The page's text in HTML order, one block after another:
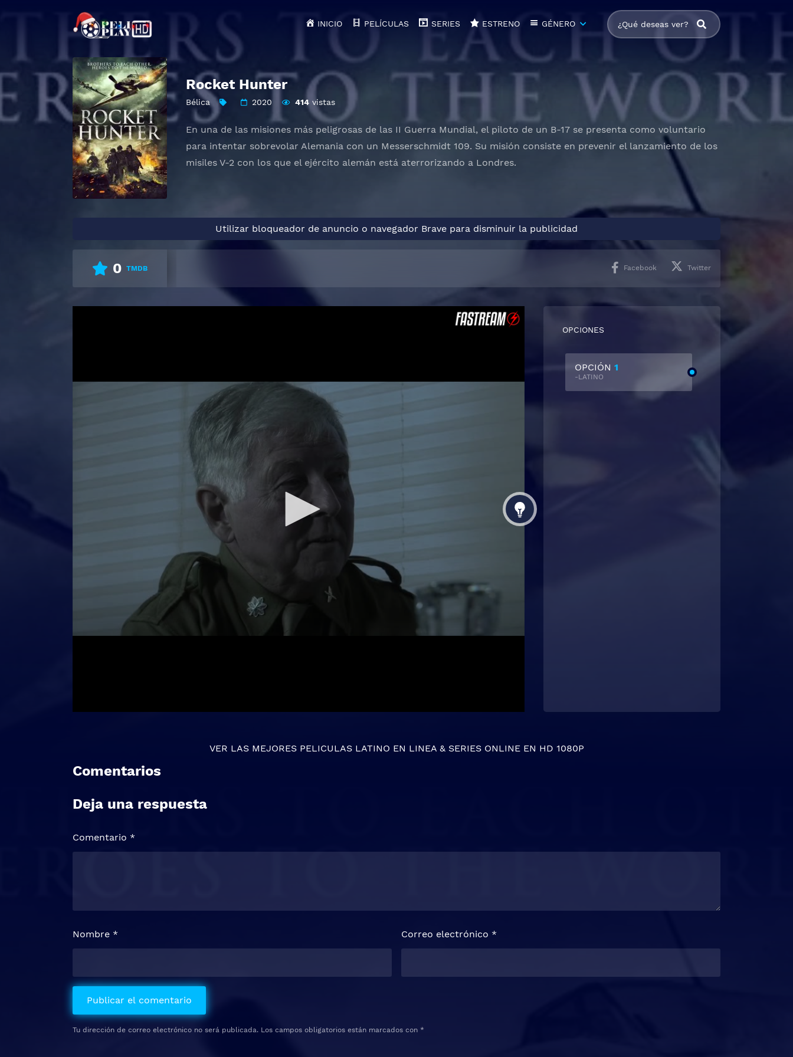
INICIO PELÍCULAS SERIES ESTRENO GÉNERO
Rocket Hunter
Bélica 2020 414vistas
En una de las misiones más peligrosas de las II Guerra Mundial, el piloto de un B-17 se presenta como voluntario
para intentar sobrevolar Alemania con un Messerschmidt 109. Su misión consiste en prevenir el lanzamiento de los
misiles V-2 con los que el ejército alemán está aterrorizando a Londres.
Utilizar bloqueador de anuncio o navegador Brave para disminuir la publicidad
0 TMDB Facebook Twitter
OPCIONES
OPCIÓN 1
-LATINO
VER LAS MEJORES PELICULAS LATINO EN LINEA& SERIES ONLINEEN HD 1080P
Comentarios
Deja una respuesta
Tu dirección de correo electrónico no será publicada. Los campos obligatorios están marcados con *
Comentario *
Nombre * Correo electrónico *